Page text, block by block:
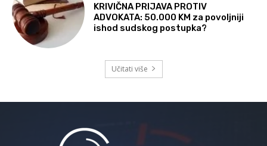
KRIVIČNA PRIJAVA PROTIV
ADVOKATA: 50.000 KM za povoljniji
ishod sudskog postupka?
Učitati više